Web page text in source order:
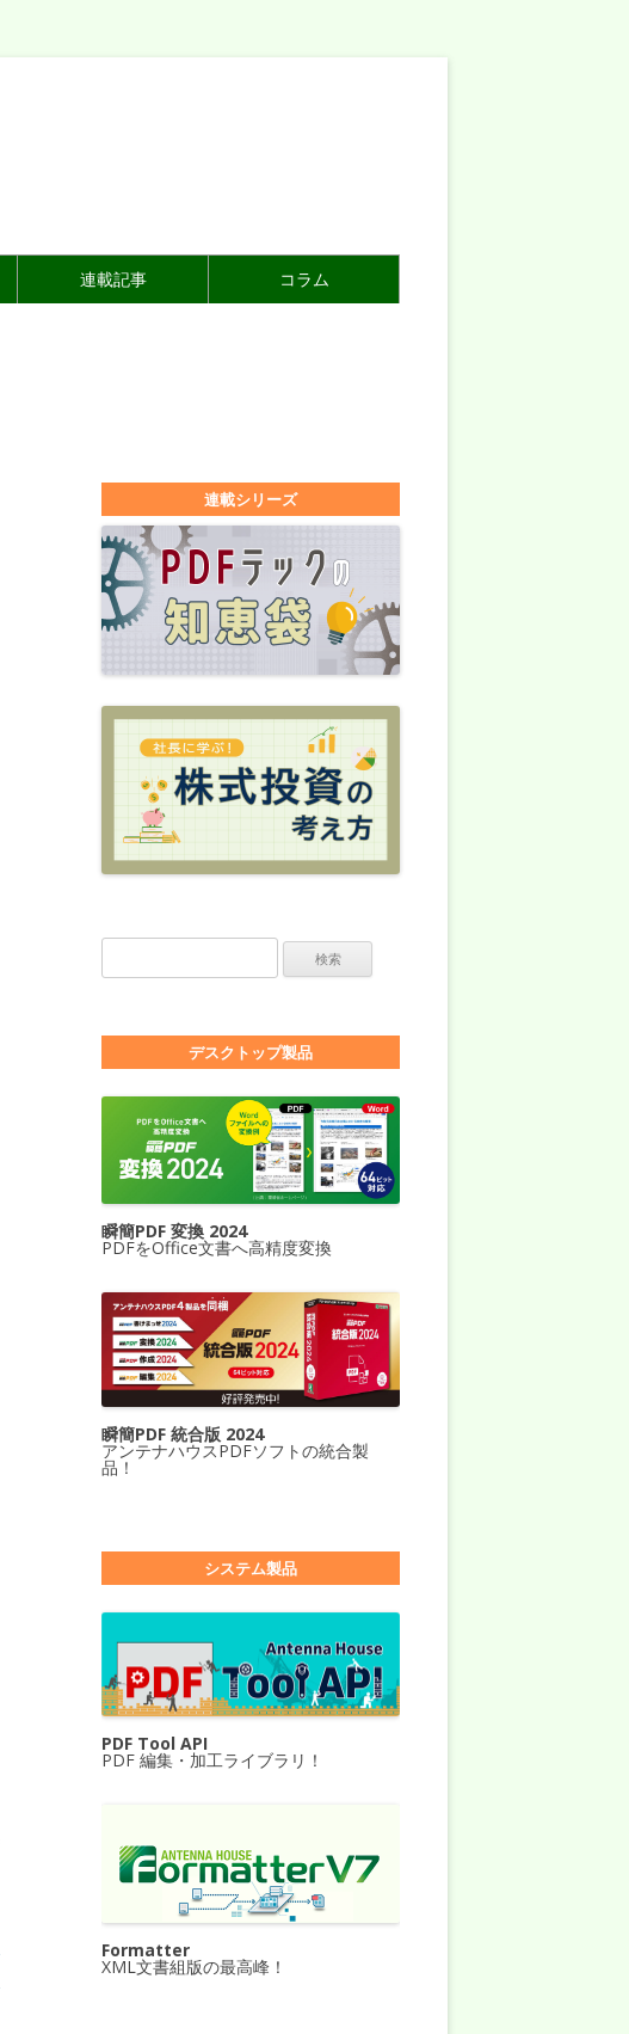
連載記事 コラム
連載シリーズ
デスクトップ製品
瞬簡PDF 変換 2024
PDFをOffice文書へ高精度変換
瞬簡PDF 統合版 2024
アンテナハウスPDFソフトの統合製
品！
システム製品
PDF Tool API
PDF 編集・加工ライブラリ！
Formatter
XML文書組版の最高峰！